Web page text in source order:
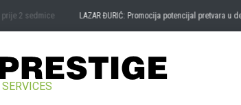
sedmice LAZAR ĐURIĆ: Promocija potencijal pretvara u